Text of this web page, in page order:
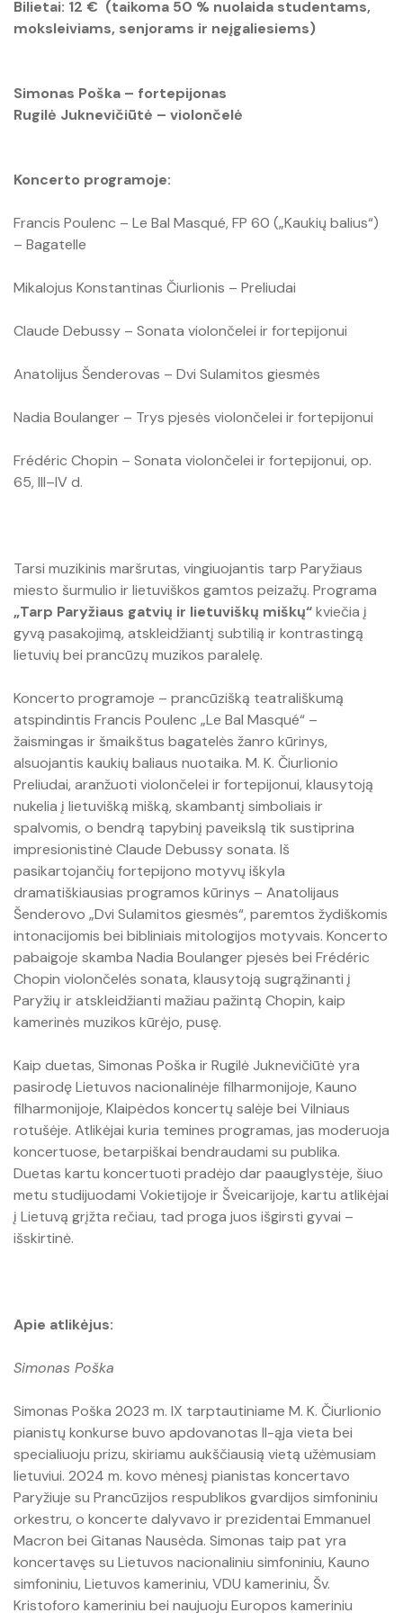
Raktų pakabukai
Bilietai: 12 € (taikoma 50 % nuolaida studentams,
moksleiviams, senjorams ir neįgaliesiems)
Simonas Poška – fortepijonas
Rugilė Juknevičiūtė – violončelė
Koncerto programoje:
Francis Poulenc – Le Bal Masqué, FP 60 („Kaukių balius“)
– Bagatelle
Mikalojus Konstantinas Čiurlionis – Preliudai
Claude Debussy – Sonata violončelei ir fortepijonui
Anatolijus Šenderovas – Dvi Sulamitos giesmės
Nadia Boulanger – Trys pjesės violončelei ir fortepijonui
Frédéric Chopin – Sonata violončelei ir fortepijonui, op.
65, III–IV d.
Tarsi muzikinis maršrutas, vingiuojantis tarp Paryžiaus
miesto šurmulio ir lietuviškos gamtos peizažų. Programa
„Tarp Paryžiaus gatvių ir lietuviškų miškų“kviečia į
gyvą pasakojimą, atskleidžiantį subtilią ir kontrastingą
lietuvių bei prancūzų muzikos paralelę.
Koncerto programoje – prancūzišką teatrališkumą
atspindintis Francis Poulenc „Le Bal Masqué“ –
žaismingas ir šmaikštus bagatelės žanro kūrinys,
alsuojantis kaukių baliaus nuotaika. M. K. Čiurlionio
Preliudai, aranžuoti violončelei ir fortepijonui, klausytoją
nukelia į lietuvišką mišką, skambantį simboliais ir
spalvomis, o bendrą tapybinį paveikslą tik sustiprina
impresionistinė Claude Debussy sonata. Iš
pasikartojančių fortepijono motyvų iškyla
dramatiškiausias programos kūrinys – Anatolijaus
Šenderovo „Dvi Sulamitos giesmės“, paremtos žydiškomis
intonacijomis bei bibliniais mitologijos motyvais. Koncerto
pabaigoje skamba Nadia Boulanger pjesės bei Frédéric
Chopin violončelės sonata, klausytoją sugrąžinanti į
Paryžių ir atskleidžianti mažiau pažintą Chopin, kaip
kamerinės muzikos kūrėjo, pusę.
Kaip duetas, Simonas Poška ir Rugilė Juknevičiūtė yra
pasirodę Lietuvos nacionalinėje filharmonijoje, Kauno
filharmonijoje, Klaipėdos koncertų salėje bei Vilniaus
rotušėje. Atlikėjai kuria temines programas, jas moderuoja
koncertuose, betarpiškai bendraudami su publika.
Duetas kartu koncertuoti pradėjo dar paauglystėje, šiuo
metu studijuodami Vokietijoje ir Šveicarijoje, kartu atlikėjai
į Lietuvą grįžta rečiau, tad proga juos išgirsti gyvai –
išskirtinė.
Apie atlikėjus:
Simonas Poška
Simonas Poška 2023 m. IX tarptautiniame M. K. Čiurlionio
pianistų konkurse buvo apdovanotas II-ąja vieta bei
specialiuoju prizu, skiriamu aukščiausią vietą užėmusiam
lietuviui. 2024 m. kovo mėnesį pianistas koncertavo
Paryžiuje su Prancūzijos respublikos gvardijos simfoniniu
orkestru, o koncerte dalyvavo ir prezidentai Emmanuel
Macron bei Gitanas Nausėda. Simonas taip pat yra
koncertavęs su Lietuvos nacionaliniu simfoniniu, Kauno
simfoniniu, Lietuvos kameriniu, VDU kameriniu, Šv.
Kristoforo kameriniu bei naujuoju Europos kameriniu